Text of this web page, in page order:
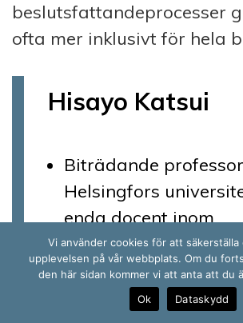
beslutsfattandeprocesser
ofta mer inklusivt för hela
Hisayo Katsui
Biträdande
Helsingfors
enda docent inom
Född i Japan,
år 1999.
Vi använder cookies för att säkerställa
upplevelsen på vår webbplats. Om du
den här sidan kommer vi att anta att du
Ok
Dataskydd